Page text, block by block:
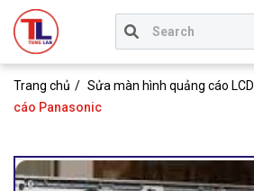
Trang chủ Sửa màn hình quảng cáo LCD
cáo Panasonic